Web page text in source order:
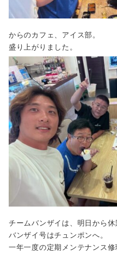
からのカフェ、アイス部。
盛り上がりました。
チームバンザイは、明日から休
バンザイ号はチュンポンへ。
一年一度の定期メンテナンス修